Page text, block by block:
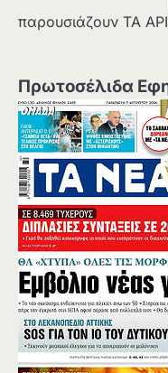
παρουσιάζουν ΤΑ
Πρωτοσέλιδα